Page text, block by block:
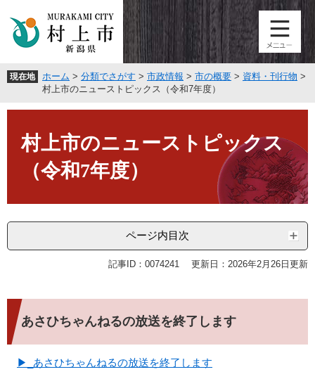
頭
す
飛
し
現在地 ホーム > 分類でさがす > 市政情報 > 市の概要 > 資料・刊行物 >
村上市のニューストピックス（令和7年度）
村上市のニューストピックス
（令和7年度）
ページ内目次
記事ID：0074241 更新日：2026年2月26日更新
あさひちゃんねるの放送を終了します
▶_あさひちゃんねるの放送を終了します